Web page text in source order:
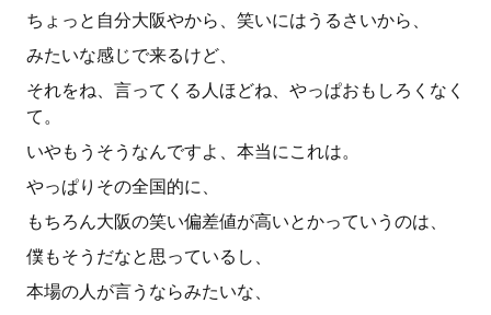
ちょっと自分大阪やから、笑いにはうるさいから、
みたいな感じで来るけど、
それをね、言ってくる人ほどね、やっぱおもしろくなく
て。
いやもうそうなんですよ、本当にこれは。
やっぱりその全国的に、
もちろん大阪の笑い偏差値が高いとかっていうのは、
僕もそうだなと思っているし、
本場の人が言うならみたいな、